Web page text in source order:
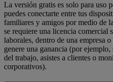
La versión gratis es solo para uso
puedes conectarte entre tus
familiares y amigos por medio de
se requiere una licencia comercial
laborales, dentro de una empresa
genere una ganancia (por
del trabajo, asistes a clientes o
corporativos).